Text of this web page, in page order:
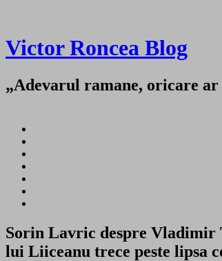
Victor Roncea Blog
„Adevarul ramane, oricare
Sorin Lavric despre Vladimir
lui Liiceanu trece peste lipsa